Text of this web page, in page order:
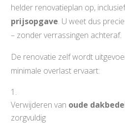
helder renovatieplan op,
prijsopgave. U weet dus
– zonder verrassingen achteraf.
De renovatie zelf wordt
minimale overlast ervaart:
Verwijderen van oude
zorgvuldig